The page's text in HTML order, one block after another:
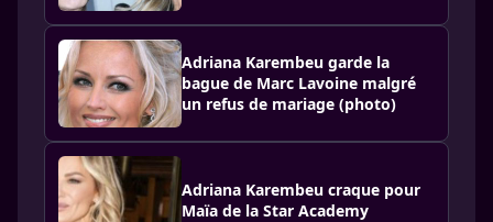
Adriana Karembeu garde la
bague de Marc Lavoine malgré
un refus de mariage (photo)
Adriana Karembeu craque pour
Maïa de la Star Academy